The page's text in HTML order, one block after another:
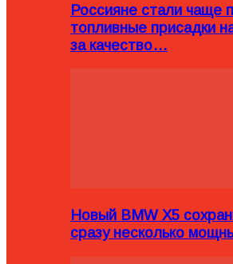
Россияне стали чаще
топливные присадки
за качество…
Новый BMW X5
сразу несколько